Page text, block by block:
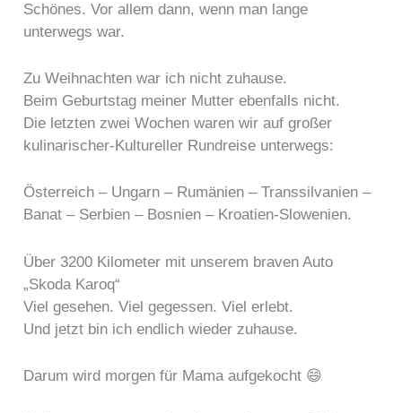
Schönes. Vor allem dann, wenn man lange
unterwegs war.
Zu Weihnachten war ich nicht zuhause.
Beim Geburtstag meiner Mutter ebenfalls nicht.
Die letzten zwei Wochen waren wir auf großer
kulinarischer-Kultureller Rundreise unterwegs:
Österreich – Ungarn – Rumänien – Transsilvanien –
Banat – Serbien – Bosnien – Kroatien-Slowenien.
Über 3200 Kilometer mit unserem braven Auto
„Skoda Karoq“
Viel gesehen. Viel gegessen. Viel erlebt.
Und jetzt bin ich endlich wieder zuhause.
Darum wird morgen für Mama aufgekocht 😄